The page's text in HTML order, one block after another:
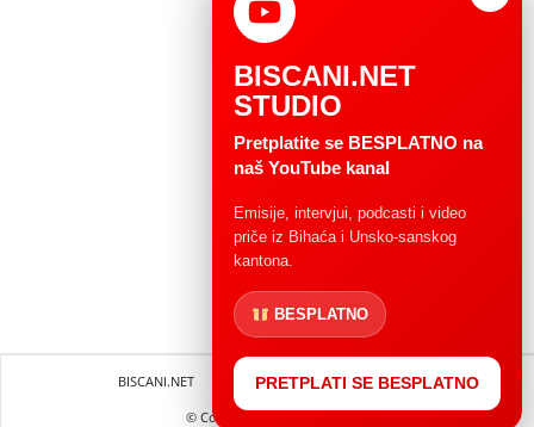
BISCANI.NET Impressum
Uvjeti korištenja
© Copryright 2004 - 2025.
BISCANI.NET
STUDIO
Pretplatite se BESPLATNO na
naš YouTube kanal
Emisije, intervjui, podcasti i video
priče iz Bihaća i Unsko-sanskog
kantona.
BESPLATNO
PRETPLATI SE BESPLATNO